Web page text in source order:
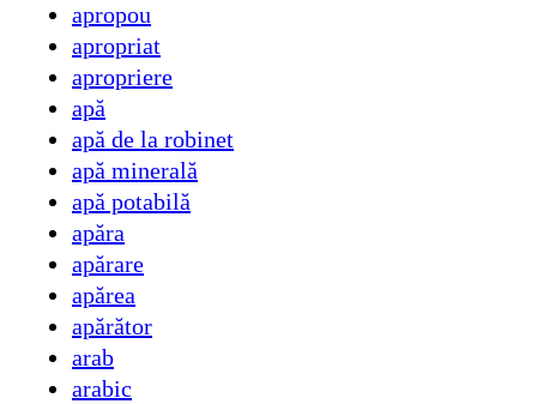
apropou
apropriat
apropriere
apă
apă de la robinet
apă minerală
apă potabilă
apăra
apărare
apărea
apărător
arab
arabic